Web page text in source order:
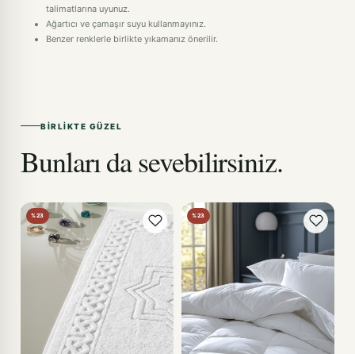
talimatlarına uyunuz.
Ağartıcı ve çamaşır suyu kullanmayınız.
Benzer renklerle birlikte yıkamanız önerilir.
BIRLIKTE GÜZEL
Bunları da sevebilirsiniz.
%23 %23